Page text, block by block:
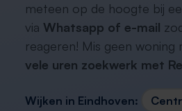
meteen op de hoogte bij
via Whatsapp of e-mail
reageren! Mis geen woning
vele uren zoekwerk met
Wijken in Eindhoven: